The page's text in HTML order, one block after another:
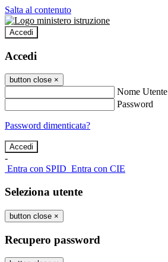
Salta al contenuto
Accedi
Accedi
button close ×
Nome Utente
Password
Password dimenticata?
-
Entra con SPID Entra con CIE
Seleziona utente
button close ×
Recupero password